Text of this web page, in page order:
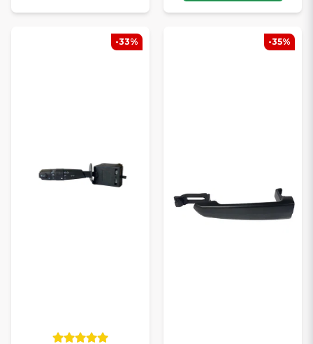
-33% -35%